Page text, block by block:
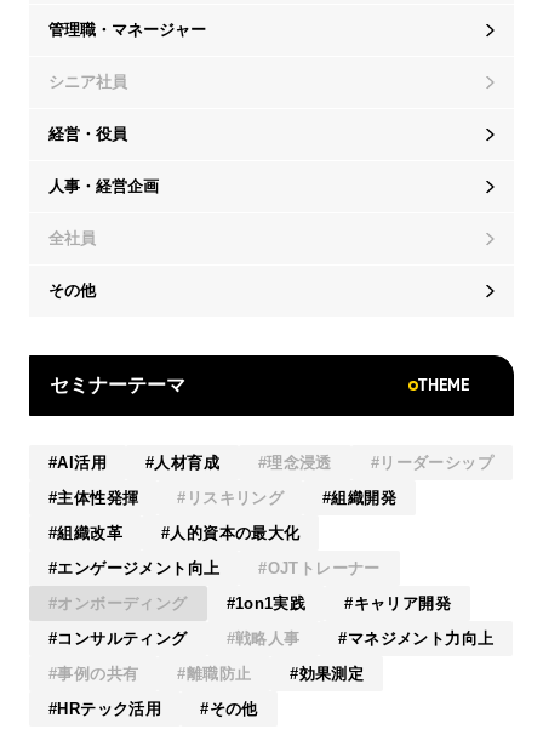
管理職・マネージャー
シニア社員
経営・役員
人事・経営企画
全社員
その他
セミナーテーマ THEME
AI活用 人材育成 理念浸透
リーダーシップ
主体性発揮
リスキリング
組織開発
組織改革
人的資本の最大化
エンゲージメント向上
OJTトレーナー
オンボーディング
1on1実践
キャリア開発
コンサルティング
戦略人事
マネジメント力向上
事例の共有
離職防止
効果測定
HRテック活用
その他